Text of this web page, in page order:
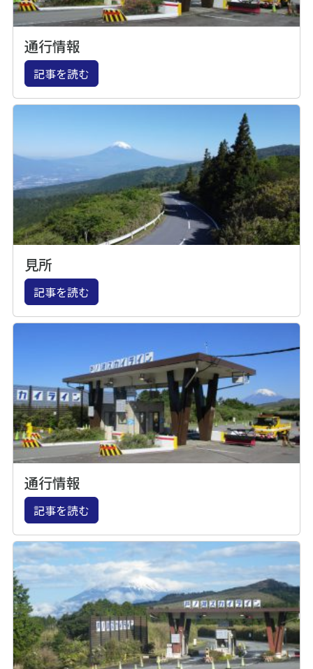
通行情報
記事を読む
見所
記事を読む
通行情報
記事を読む